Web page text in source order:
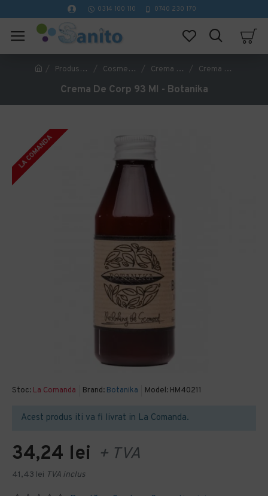
0314 100 110 0740 230 170
Produse Hoteliere Cosmetice Hoteliere Crema de corp Crema De Corp 93 Ml - Botanika
Crema De Corp 93 Ml - Botanika
LA COMANDA
Stoc: La Comanda Brand: Botanika Model: HM40211
Acest produs iti va fi livrat in La Comanda.
34,24 lei + TVA
41,43 lei TVA inclus